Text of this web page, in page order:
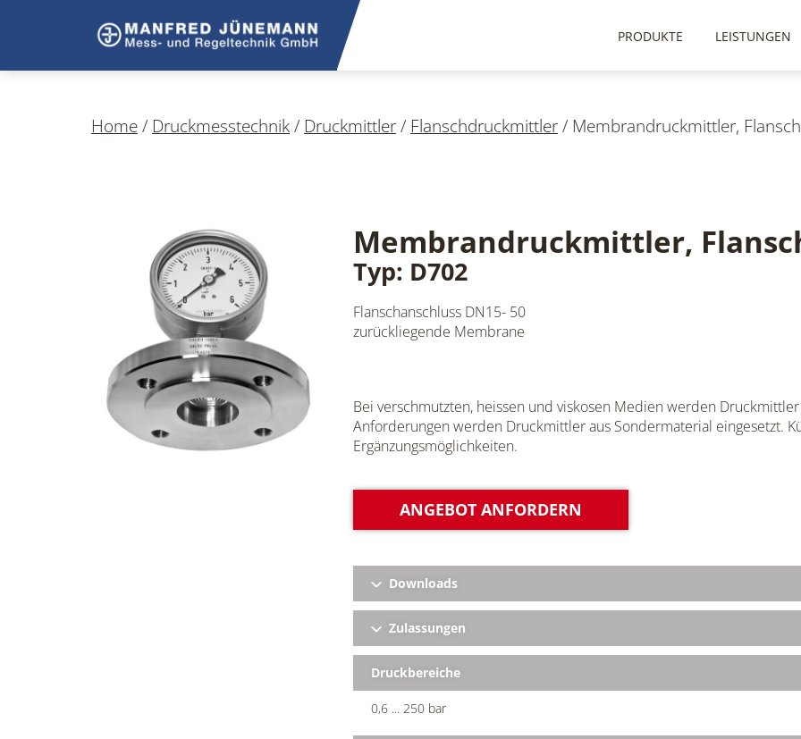
PRODUKTE LEISTUNGEN
Home/ Druckmesstechnik/ Druckmittler/ Flanschdruckmittler/ Membrandruckmittler, Flansch
Membrandruckmittler,
Typ: D702
Flanschanschluss DN15- 50
zurückliegende Membrane
Bei verschmutzten, heissen und viskosen Medien werden
Anforderungen werden Druckmittler aus Sondermaterial eingesetzt.
Ergänzungsmöglichkeiten.
ANGEBOT ANFORDERN
Downloads
Zulassungen
Druckbereiche
0,6 ... 250 bar